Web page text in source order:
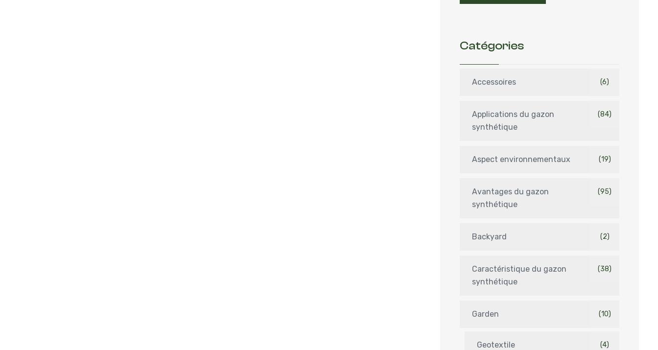
Catégories
Accessoires (6)
Applications du gazon
synthétique
(84)
Aspect environnementaux (19)
Avantages du gazon
synthétique
(95)
Backyard (2)
Caractéristique du gazon
synthétique
(38)
Garden (10)
Geotextile (4)